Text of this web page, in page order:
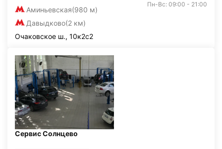
Аминьевская(980 м)
Давыдково(2 км)
Пн-Вс: 09:00 - 21:00
Очаковское ш., 10к2с2
Сервис Солнцево